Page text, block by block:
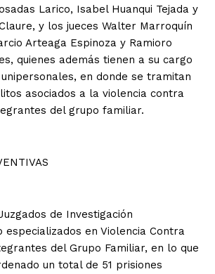
Larico, Isabel Huanqui Tejada y
y los jueces Walter Marroquín
Arteaga Espinoza y Ramioro
quienes además tienen a su cargo
en donde se tramitan
asociados a la violencia contra
del grupo familiar.
de Investigación
en Violencia Contra
del Grupo Familiar, en lo que
un total de 51 prisiones